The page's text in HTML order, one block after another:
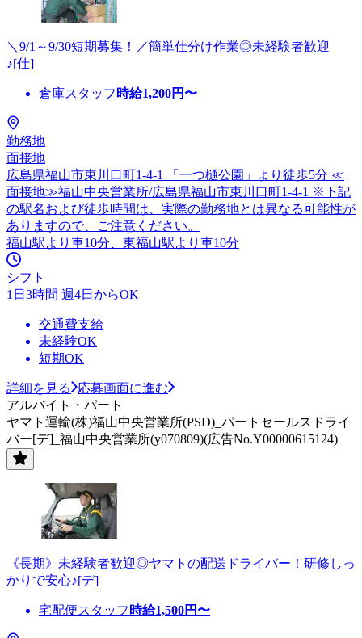
＼9/1～9/30短期募集！／簡単仕分け作業◎未経験者歓迎
♪[仕]
倉庫スタッフ 時給1,200円〜
勤務地
面接地
広島県福山市東川口町1-4-1 「一つ樋公園」より徒歩5分 ≪
面接地≫福山中央営業所/広島県福山市東川口町1-4-1 ※下記
の駅名および徒歩時間は、実際の勤務地とは異なる可能性が
ありますので、ご注意ください。
福山駅より車10分、東福山駅より車10分
シフト
1日3時間 週4日からOK
交通費支給
未経験OK
短期OK
詳細を見る
応募画面に進む
アルバイト・パート
ヤマト運輸(株)福山中央営業所(PSD)_パートセールスドライ
バー[デ]_福山中央営業所(y070809)(広告No.Y00000615124)
《長期》未経験者歓迎◎ヤマトの配送ドライバー！研修しっ
かりで安心♪[デ]
宅配便スタッフ 時給1,500円〜